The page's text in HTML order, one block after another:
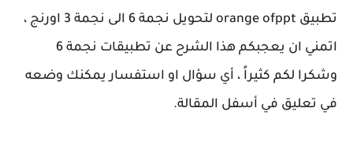
تطبيق orange ofppt لتحويل نجمة 6 الى نجمة 3 اورنج ،
اتمني ان يعجبكم هذا الشرح عن تطبيقات نجمة 6
وشكرا لكم كثيراً ، أي سؤال او استفسار يمكنك وضعه
في تعليق في أسفل المقالة.